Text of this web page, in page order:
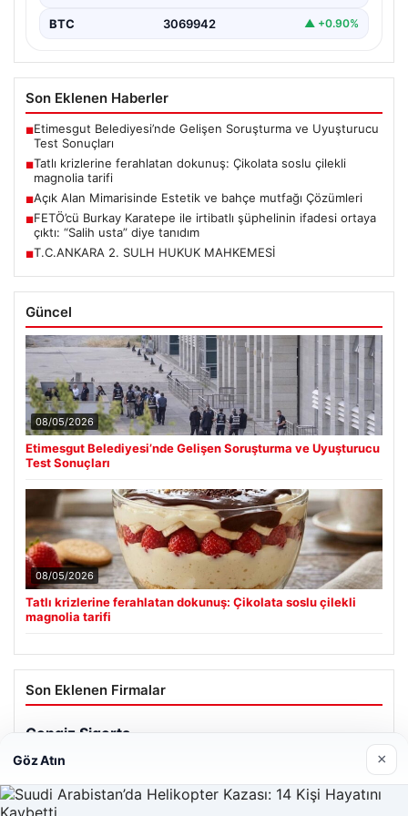
BTC 3069942 ▲ +0.90%
Son Eklenen Haberler
■Etimesgut Belediyesi’nde Gelişen Soruşturma ve Uyuşturucu
Test Sonuçları
■Tatlı krizlerine ferahlatan dokunuş: Çikolata soslu çilekli
magnolia tarifi
■Açık Alan Mimarisinde Estetik ve bahçe mutfağı Çözümleri
■FETÖ’cü Burkay Karatepe ile irtibatlı şüphelinin ifadesi ortaya
çıktı: “Salih usta” diye tanıdım
■T.C.ANKARA 2. SULH HUKUK MAHKEMESİ
Güncel
08/05/2026
Etimesgut Belediyesi’nde Gelişen Soruşturma ve Uyuşturucu
Test Sonuçları
08/05/2026
Tatlı krizlerine ferahlatan dokunuş: Çikolata soslu çilekli
magnolia tarifi
Son Eklenen Firmalar
Göz Atın ×